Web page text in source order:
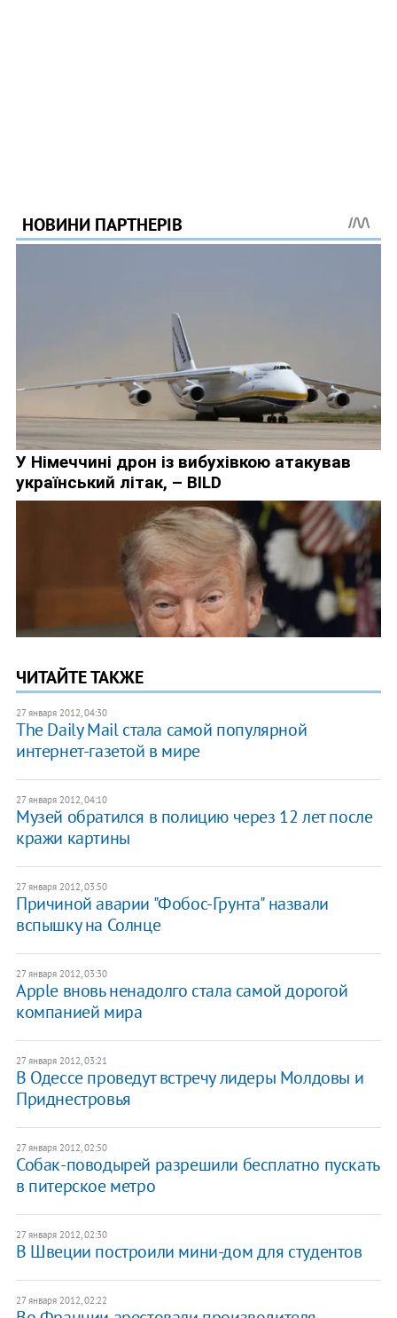
ЧИТАЙТЕ ТАКЖЕ
27 января 2012, 04:30
The Daily Mail стала самой популярной
интернет-газетой в мире
27 января 2012, 04:10
Музей обратился в полицию через 12 лет после
кражи картины
27 января 2012, 03:50
Причиной аварии "Фобос-Грунта" назвали
вспышку на Солнце
27 января 2012, 03:30
Apple вновь ненадолго стала самой дорогой
компанией мира
27 января 2012, 03:21
В Одессе проведут встречу лидеры Молдовы и
Приднестровья
27 января 2012, 02:50
Собак-поводырей разрешили бесплатно пускать
в питерское метро
27 января 2012, 02:30
В Швеции построили мини-дом для студентов
27 января 2012, 02:22